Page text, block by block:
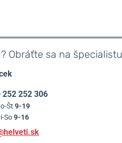
Obráťte sa na špecialistu
252 252 306
Št 9-19
So9-16